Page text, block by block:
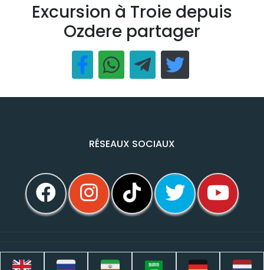
Excursion à Troie depuis
Ozdere partager
RÉSEAUX SOCIAUX